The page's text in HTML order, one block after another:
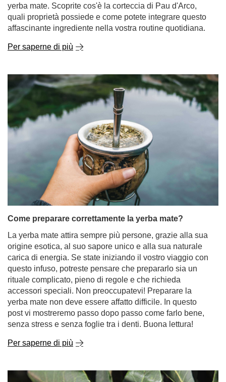
yerba mate. Scoprite cos'è la corteccia di Pau d'Arco,
quali proprietà possiede e come potete integrare questo
affascinante ingrediente nella vostra routine quotidiana.
Per saperne di più
Come preparare correttamente la yerba mate?
La yerba mate attira sempre più persone, grazie alla sua
origine esotica, al suo sapore unico e alla sua naturale
carica di energia. Se state iniziando il vostro viaggio con
questo infuso, potreste pensare che prepararlo sia un
rituale complicato, pieno di regole e che richieda
accessori speciali. Non preoccupatevi! Preparare la
yerba mate non deve essere affatto difficile. In questo
post vi mostreremo passo dopo passo come farlo bene,
senza stress e senza foglie tra i denti. Buona lettura!
Per saperne di più